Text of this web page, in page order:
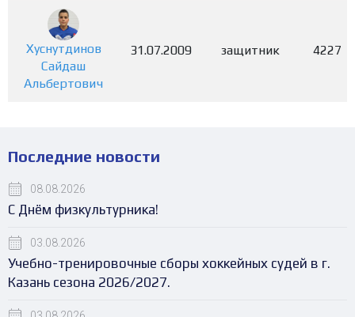
Хуснутдинов
Сайдаш
Альбертович
31.07.2009 защитник 4227
Последние новости
08.08.2026
С Днём физкультурника!
03.08.2026
Учебно-тренировочные сборы хоккейных судей в г.
Казань сезона 2026/2027.